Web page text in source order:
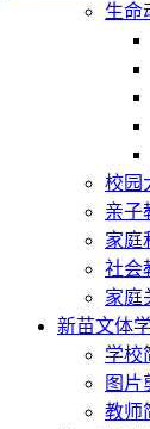
生命
校园
亲子
家庭
社会
家庭
新苗文体
学校
图片
教师